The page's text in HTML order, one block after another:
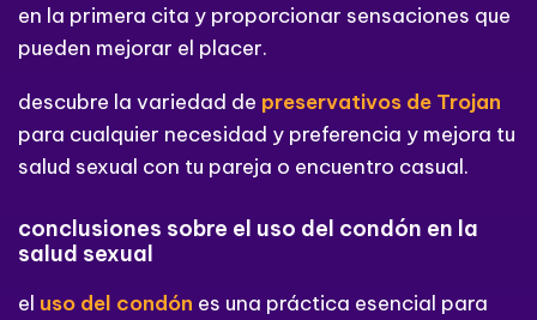
en la primera cita y proporcionar sensaciones que
pueden mejorar el placer.
descubre la variedad de preservativos de Trojan
para cualquier necesidad y preferencia y mejora tu
salud sexual con tu pareja o encuentro casual.
conclusiones sobre el uso del condón en la
salud sexual
el uso del condón es una práctica esencial para